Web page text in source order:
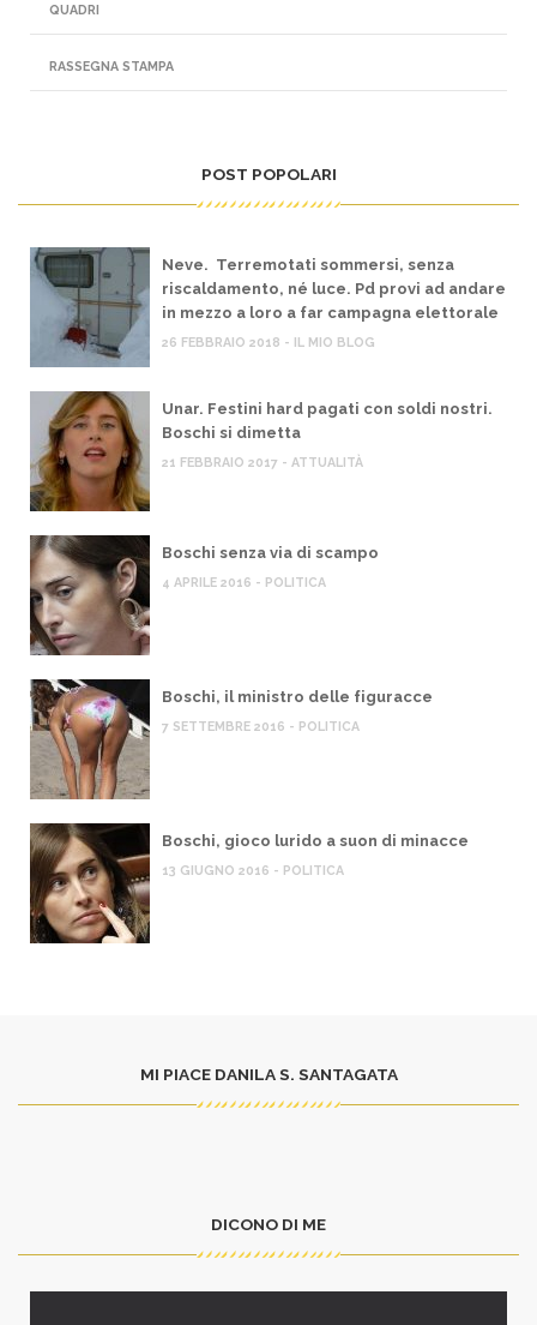
QUADRI
RASSEGNA STAMPA
POST POPOLARI
Neve. Terremotati sommersi, senza
riscaldamento, né luce. Pd provi ad andare
in mezzo a loro a far campagna elettorale
26 FEBBRAIO 2018 - IL MIO BLOG
Unar. Festini hard pagati con soldi nostri.
Boschi si dimetta
21 FEBBRAIO 2017 - ATTUALITÀ
Boschi senza via di scampo
4 APRILE 2016 - POLITICA
Boschi, il ministro delle figuracce
7 SETTEMBRE 2016 - POLITICA
Boschi, gioco lurido a suon di minacce
13 GIUGNO 2016 - POLITICA
MI PIACE DANILA S. SANTAGATA
DICONO DI ME